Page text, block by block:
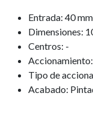
Entrada: 40
Dimensiones:
Centros: -
Tipo de
Acabado: